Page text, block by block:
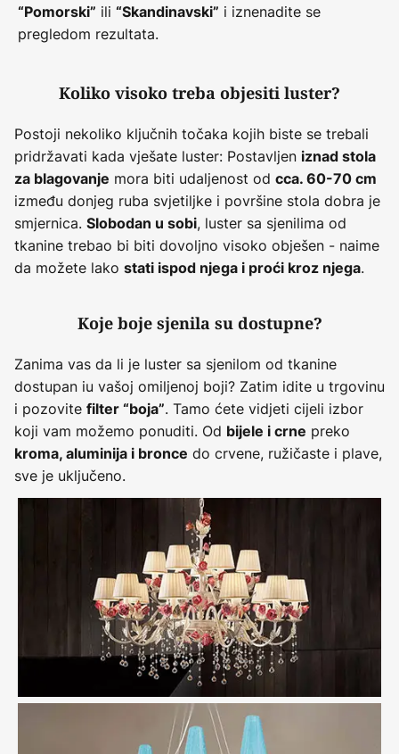
“Pomorski” ili “Skandinavski” i iznenadite se
pregledom rezultata.
Koliko visoko treba objesiti luster?
Postoji nekoliko ključnih točaka kojih biste se trebali
pridržavati kada vješate luster: Postavljen iznad stola
za blagovanje mora biti udaljenost od cca. 60-70 cm
između donjeg ruba svjetiljke i površine stola dobra je
smjernica. Slobodan u sobi, luster sa sjenilima od
tkanine trebao bi biti dovoljno visoko obješen - naime
da možete lako stati ispod njega i proći kroz njega.
Koje boje sjenila su dostupne?
Zanima vas da li je luster sa sjenilom od tkanine
dostupan iu vašoj omiljenoj boji? Zatim idite u trgovinu
i pozovite filter “boja”. Tamo ćete vidjeti cijeli izbor
koji vam možemo ponuditi. Od bijele i crne preko
kroma, aluminija i bronce do crvene, ružičaste i plave,
sve je uključeno.